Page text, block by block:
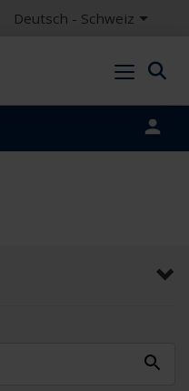
Deutsch - Schweiz